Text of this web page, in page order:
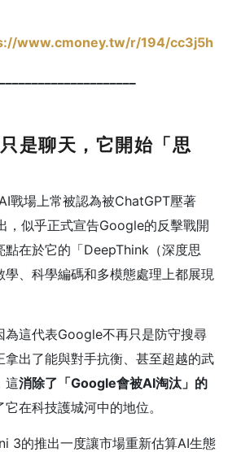
www.cmoney.tw/r/194/cc3j5h
是聊天，它開始「思
戰場上常被認為被ChatGPT壓著
，似乎正式宣告Google的反擊戰開
點在於它的「DeepThink（深度思
、科學編碼和多模態處理上都展現
為這代表Google不再只是防守搜尋
拿出了能與對手抗衡、甚至超越的武
這消除了「Google會被AI淘汰」的
它在科技護城河中的地位。
3的推出一度讓市場重新估算AI生態